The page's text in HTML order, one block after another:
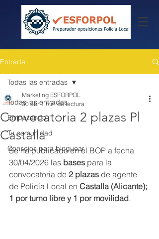
Entrada
Todas las entradas
Empezando
Tu comunidad
Consejos para bloguear
Todas las entradas
Convocatoria 2 plazas Pl
Castalla
Marketing ESFORPOL
30 abr 1 min de lectura
Se ha publicado en el BOP a fecha
30/04/2026 las bases para la
convocatoria de 2 plazas de agente
de Policía Local en Castalla (Alicante);
1 por turno libre y 1 por movilidad.